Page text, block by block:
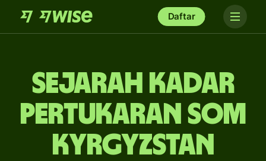
Daftar
Sejarah Kadar
Pertukaran som
Kyrgyzstan